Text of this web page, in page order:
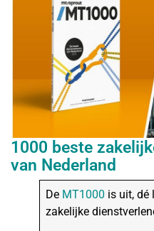
1000 beste
van Nederland
De MT1000 is uit, dé
zakelijke